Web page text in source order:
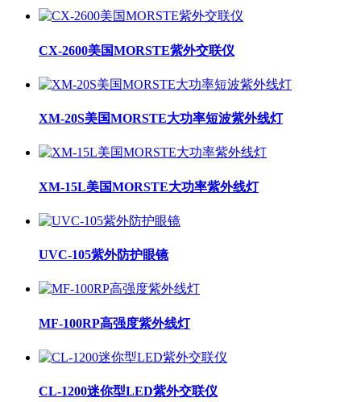
CX-2600美国MORSTE紫外交联仪
XM-20S美国MORSTE大功率短波紫外线灯
XM-15L美国MORSTE大功率紫外线灯
UVC-105紫外防护眼镜
MF-100RP高强度紫外线灯
CL-1200迷你型LED紫外交联仪